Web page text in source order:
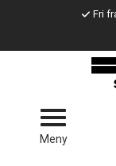
Line
Fri
Meny